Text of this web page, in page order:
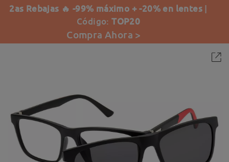
2as Rebajas 🔥 -99% máximo + -20% en lentes |
Código:TOP20
Compra Ahora >